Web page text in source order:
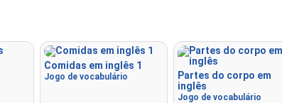
Comidas em inglês 1
Jogo de vocabulário
Partes do corpo em
inglês
Jogo de vocabulário